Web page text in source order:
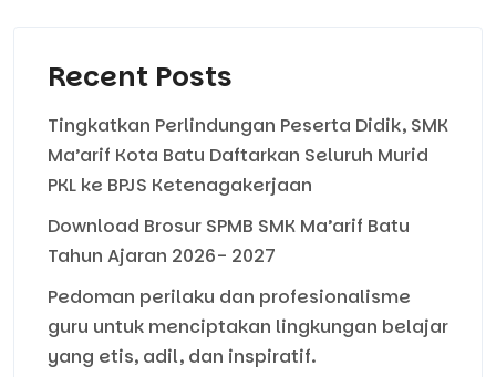
Recent Posts
Tingkatkan Perlindungan Peserta Didik, SMK
Ma’arif Kota Batu Daftarkan Seluruh Murid
PKL ke BPJS Ketenagakerjaan
Download Brosur SPMB SMK Ma’arif Batu
Tahun Ajaran 2026- 2027
Pedoman perilaku dan profesionalisme
guru untuk menciptakan lingkungan belajar
yang etis, adil, dan inspiratif.